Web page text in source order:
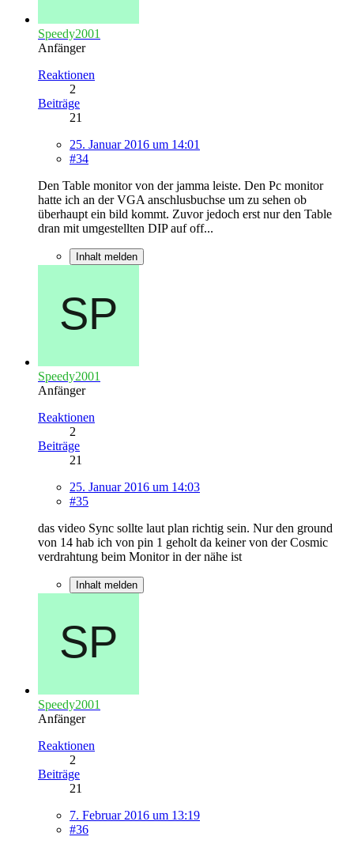
Speedy2001
Anfänger
Reaktionen
2
Beiträge
21
25. Januar 2016 um 14:01
#34
Den Table monitor von der jamma leiste. Den Pc monitor
hatte ich an der VGA anschlusbuchse um zu sehen ob
überhaupt ein bild kommt. Zuvor jedoch erst nur den Table
dran mit umgestellten DIP auf off...
Inhalt melden
Speedy2001
Anfänger
Reaktionen
2
Beiträge
21
25. Januar 2016 um 14:03
#35
das video Sync sollte laut plan richtig sein. Nur den ground
von 14 hab ich von pin 1 geholt da keiner von der Cosmic
verdrahtung beim Monitor in der nähe ist
Inhalt melden
Speedy2001
Anfänger
Reaktionen
2
Beiträge
21
7. Februar 2016 um 13:19
#36